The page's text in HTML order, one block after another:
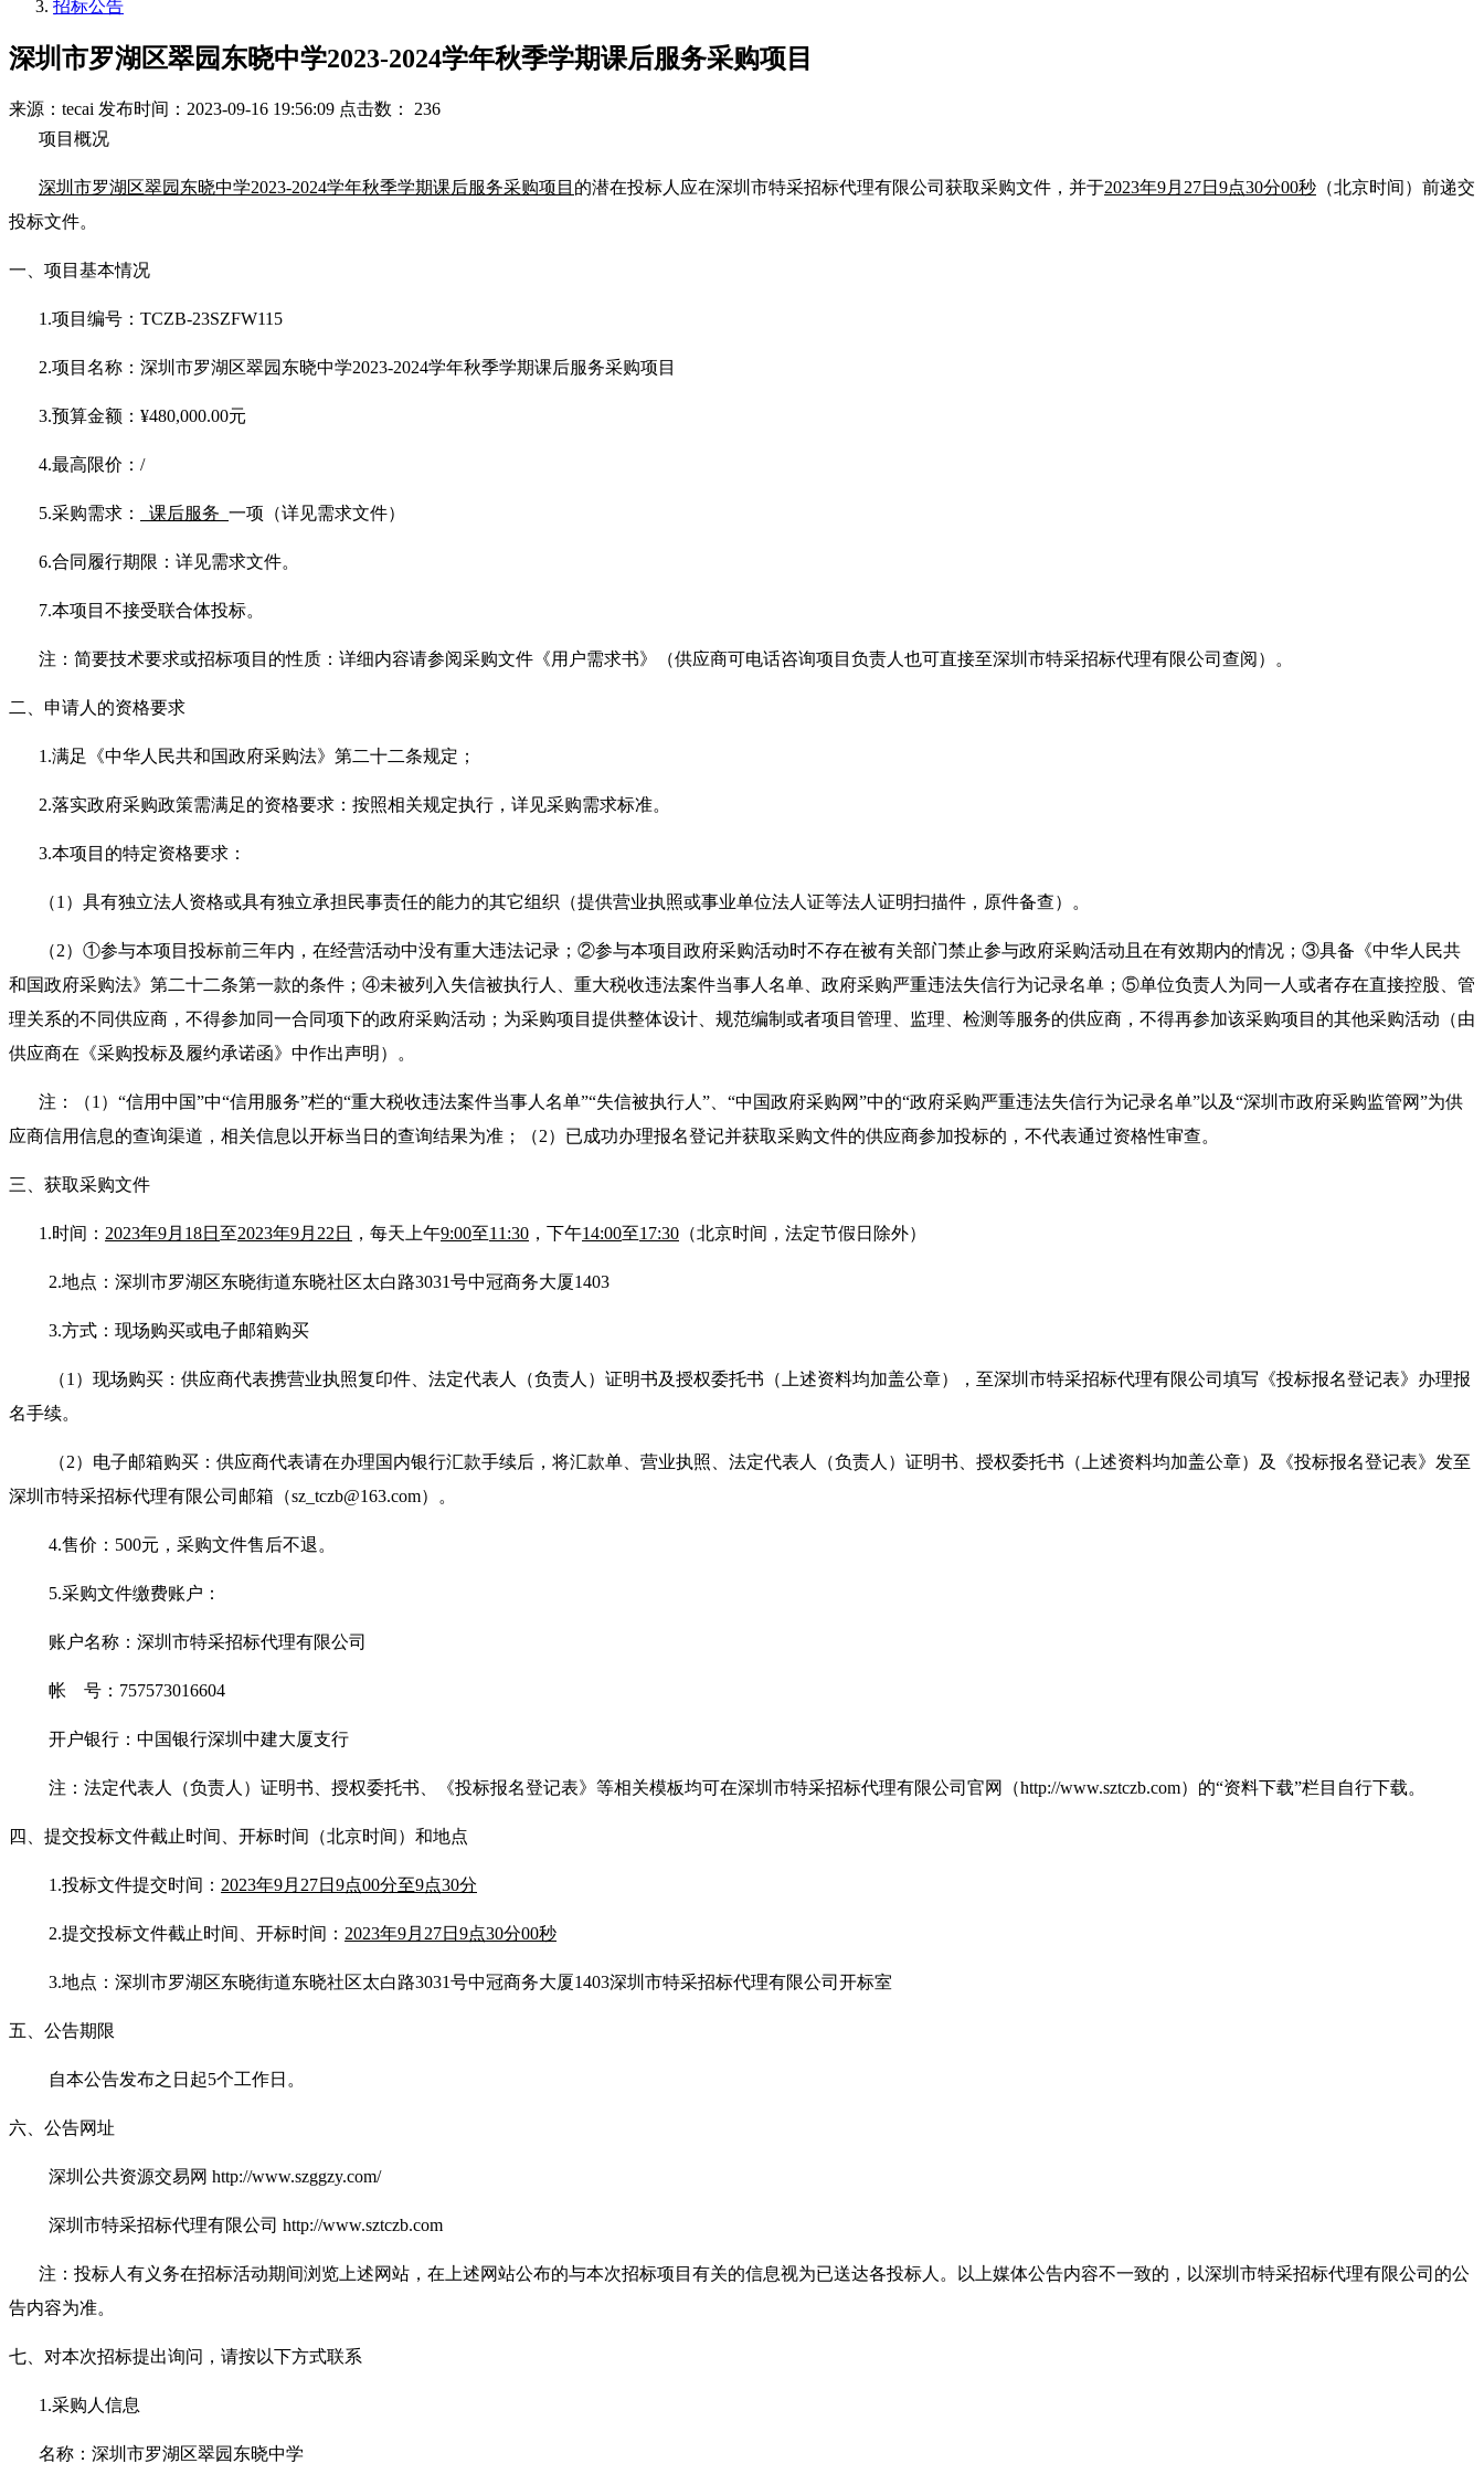
招标公告
深圳市罗湖区翠园东晓中学2023-2024学年秋季学期课后服务采购项目
来源：tecai 发布时间：2023-09-16 19:56:09 点击数： 236
项目概况
深圳市罗湖区翠园东晓中学2023-2024学年秋季学期课后服务采购项目 的潜在投标人应在深圳市特采招标代理有限公司获取采购文件，并于2023年9月27日9点30分00秒 （北京时间）前递交
投标文件。
一、项目基本情况
1.项目编号：TCZB-23SZFW115
2.项目名称：深圳市罗湖区翠园东晓中学2023-2024学年秋季学期课后服务采购项目
3.预算金额： ¥480,000.00元
4.最高限价：/
5.采购需求： 课后服务 一项（详见需求文件）
6.合同履行期限：详见需求文件。
7.本项目不接受联合体投标。
注：简要技术要求或招标项目的性质：详细内容请参阅采购文件《用户需求书》（供应商可电话咨询项目负责人也可直接至深圳市特采招标代理有限公司查阅）。
二、申请人的资格要求
1.满足《中华人民共和国政府采购法》第二十二条规定；
2.落实政府采购政策需满足的资格要求：按照相关规定执行，详见采购需求标准。
3.本项目的特定资格要求：
（1）具有独立法人资格或具有独立承担民事责任的能力的其它组织（提供营业执照或事业单位法人证等法人证明扫描件，原件备查）。
（2）①参与本项目投标前三年内，在经营活动中没有重大违法记录；②参与本项目政府采购活动时不存在被有关部门禁止参与政府采购活动且在有效期内的情况；③具备《中华人民共
和国政府采购法》第二十二条第一款的条件；④未被列入失信被执行人、重大税收违法案件当事人名单、政府采购严重违法失信行为记录名单；⑤单位负责人为同一人或者存在直接控股、管
理关系的不同供应商，不得参加同一合同项下的政府采购活动；为采购项目提供整体设计、规范编制或者项目管理、监理、检测等服务的供应商，不得再参加该采购项目的其他采购活动（由
供应商在《采购投标及履约承诺函》中作出声明）。
注：（1）“信用中国”中“信用服务”栏的“重大税收违法案件当事人名单”“失信被执行人”、“中国政府采购网”中的“政府采购严重违法失信行为记录名单”以及“深圳市政府采购监管网”为供
应商信用信息的查询渠道，相关信息以开标当日的查询结果为准；（2）已成功办理报名登记并获取采购文件的供应商参加投标的，不代表通过资格性审查。
三、获取采购文件
1.时间： 2023年9月18日 至2023年9月22日 ，每天上午9:00至11:30 ，下午14:00至17:30 （北京时间，法定节假日除外）
2.地点：深圳市罗湖区东晓街道东晓社区太白路3031号中冠商务大厦1403
3.方式：现场购买或电子邮箱购买
（1）现场购买：供应商代表携营业执照复印件、法定代表人（负责人）证明书及授权委托书（上述资料均加盖公章），至深圳市特采招标代理有限公司填写《投标报名登记表》办理报
名手续。
（2）电子邮箱购买：供应商代表请在办理国内银行汇款手续后，将汇款单、营业执照、法定代表人（负责人）证明书、授权委托书（上述资料均加盖公章）及《投标报名登记表》发至
深圳市特采招标代理有限公司邮箱（sz_tczb@163.com）。
4.售价：500元，采购文件售后不退。
5.采购文件缴费账户：
账户名称：深圳市特采招标代理有限公司
帐 号：757573016604
开户银行：中国银行深圳中建大厦支行
注：法定代表人（负责人）证明书、授权委托书、《投标报名登记表》等相关模板均可在深圳市特采招标代理有限公司官网（http://www.sztczb.com）的“资料下载”栏目自行下载。
四、提交投标文件截止时间、开标时间（北京时间）和地点
1.投标文件提交时间： 2023年9月27日9点00分至9点30分
2.提交投标文件截止时间、开标时间： 2023年9月27日9点30分00秒
3.地点：深圳市罗湖区东晓街道东晓社区太白路3031号中冠商务大厦1403深圳市特采招标代理有限公司开标室
五、公告期限
自本公告发布之日起5个工作日。
六、公告网址
深圳公共资源交易网 http://www.szggzy.com/
深圳市特采招标代理有限公司 http://www.sztczb.com
注：投标人有义务在招标活动期间浏览上述网站，在上述网站公布的与本次招标项目有关的信息视为已送达各投标人。以上媒体公告内容不一致的，以深圳市特采招标代理有限公司的公
告内容为准。
七、对本次招标提出询问，请按以下方式联系
1.采购人信息
名称：深圳市罗湖区翠园东晓中学